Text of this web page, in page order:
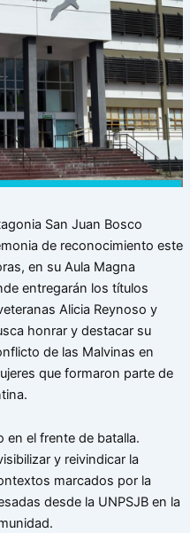
San Juan Bosco
de reconocimiento este
en su Aula Magna
entregarán los títulos
Alicia Reynoso y
honrar y destacar su
de las Malvinas en
que formaron parte de
en el frente de batalla.
y reivindicar la
marcados por la
desde la UNPSJB en la